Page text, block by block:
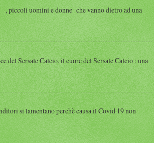
uomini e donne che vanno dietro ad una
Sersale Calcio, il cuore del Sersale Calcio : una
si lamentano perchè causa il Covid 19 non